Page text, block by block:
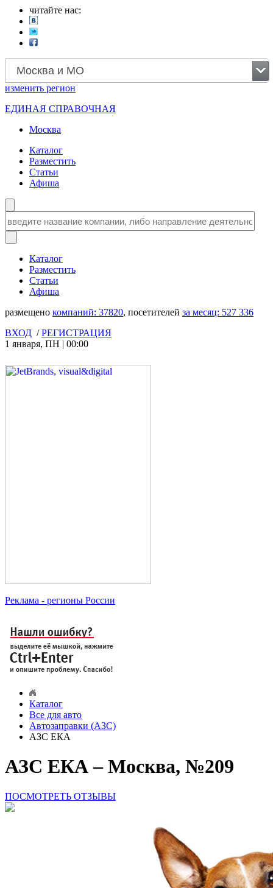
читайте нас:
Москва и МО
изменить регион
ЕДИНАЯ СПРАВОЧНАЯ
Москва
Каталог
Разместить
Статьи
Афиша
Каталог
Разместить
Статьи
Афиша
размещено компаний: 37820, посетителей за месяц: 527 336
ВХОД /РЕГИСТРАЦИЯ
1 января, ПН | 00:00
Реклама - регионы России
Каталог
Все для авто
Автозаправки (АЗС)
АЗС ЕКА
АЗС ЕКА – Москва, №209
ПОСМОТРЕТЬ ОТЗЫВЫ